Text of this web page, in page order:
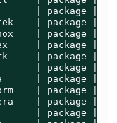
| package |
| package |
| package |
| package |
| package |
| package |
| package |
| package |
| package |
| package |